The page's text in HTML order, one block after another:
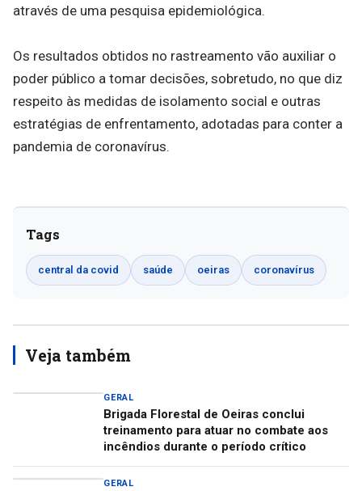
através de uma pesquisa epidemiológica.
Os resultados obtidos no rastreamento vão auxiliar o
poder público a tomar decisões, sobretudo, no que diz
respeito às medidas de isolamento social e outras
estratégias de enfrentamento, adotadas para conter a
pandemia de coronavírus.
Tags
central da covid saúde oeiras coronavírus
Veja também
GERAL
Brigada Florestal de Oeiras conclui
treinamento para atuar no combate aos
incêndios durante o período crítico
GERAL